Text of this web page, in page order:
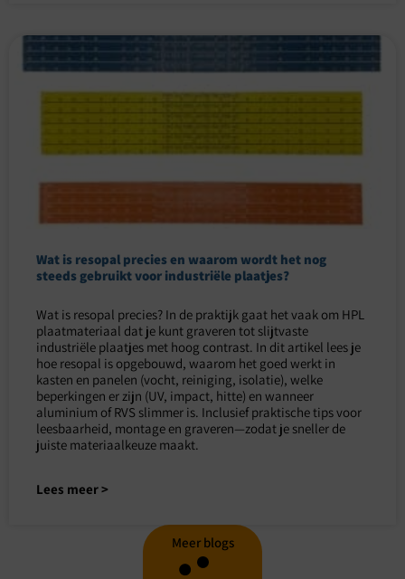
Wat is resopal precies en waarom wordt het nog
steeds gebruikt voor industriële plaatjes?
Wat is resopal precies? In de praktijk gaat het vaak om HPL
plaatmateriaal dat je kunt graveren tot slijtvaste
industriële plaatjes met hoog contrast. In dit artikel lees je
hoe resopal is opgebouwd, waarom het goed werkt in
kasten en panelen (vocht, reiniging, isolatie), welke
beperkingen er zijn (UV, impact, hitte) en wanneer
aluminium of RVS slimmer is. Inclusief praktische tips voor
leesbaarheid, montage en graveren—zodat je sneller de
juiste materiaalkeuze maakt.
Lees meer >
Meer blogs